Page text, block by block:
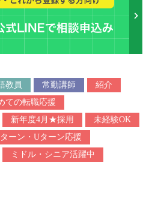
教員 常勤講師
紹介
ての転職応援
新年度4月★採用
未経験OK
ーン・Uターン応援
ミドル・シニア活躍中